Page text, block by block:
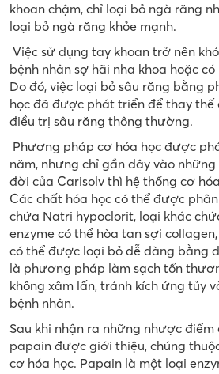
khoan chậm, chỉ loại bỏ ngà răng
loại bỏ ngà răng khỏe mạnh.
Việc sử dụng tay khoan trở nên
bệnh nhân sợ hãi nha khoa hoặc
Do đó, việc loại bỏ sâu răng bằng
học đã được phát triển để thay
điều trị sâu răng thông thường.
Phương pháp cơ hóa học được
năm, nhưng chỉ gần đây vào những
đời của Carisolv thì hệ thống cơ
Các chất hóa học có thể được
chứa Natri hypoclorit, loại khác
enzyme có thể hòa tan sợi
có thể được loại bỏ dễ dàng bằng
là phương pháp làm sạch tổn
không xâm lấn, tránh kích ứng tủy
bệnh nhân.
Sau khi nhận ra những nhược điểm
papain được giới thiệu, chúng
cơ hóa học. Papain là một loại